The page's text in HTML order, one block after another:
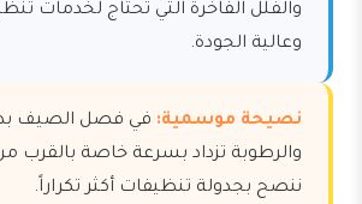
والفلل الفاخرة التي تحتاج لخدمات
وعالية الجودة.
نصيحة موسمية: في فصل الصيف
والرطوبة تزداد بسرعة خاصة بالقرب من
ننصح بجدولة تنظيفات أكثر تكراراً.